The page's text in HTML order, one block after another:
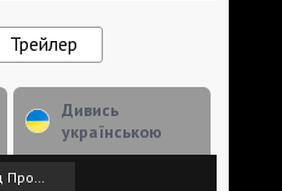
Трейлер
Дивись
українською